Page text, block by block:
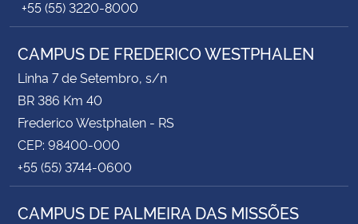
+55 (55) 3220-8000
CAMPUS DE FREDERICO WESTPHALEN
Linha 7 de Setembro, s/n
BR 386 Km 40
Frederico Westphalen - RS
CEP: 98400-000
+55 (55) 3744-0600
CAMPUS DE PALMEIRA DAS MISSÕES